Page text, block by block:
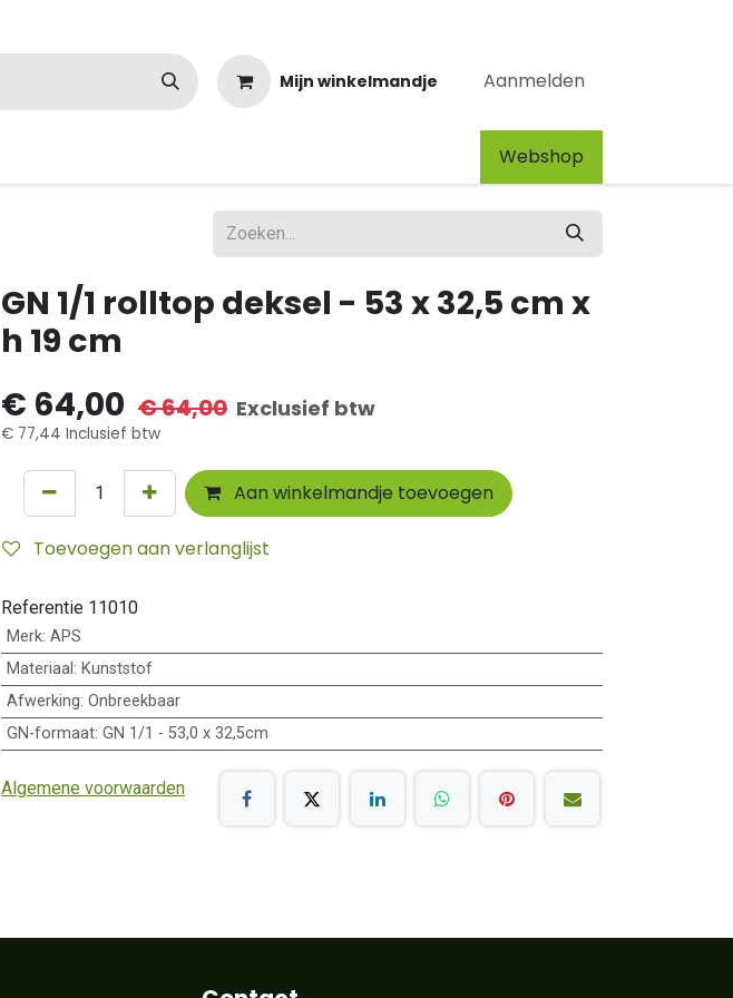
Mijn winkelmandje Aanmelden
Webshop​
GN 1/1 rolltop deksel - 53 x 32,5 cm x
h 19 cm
€ 64,00 €64,00 Exclusief btw
€ 77,44 Inclusief btw
Aan winkelmandje toevoegen
Toevoegen aan verlanglijst
Referentie 11010
Merk: APS
Materiaal : Kunststof
Afwerking: Onbreekbaar
GN-formaat: GN 1/1 - 53,0 x 32,5cm
Algemene voorwaarden